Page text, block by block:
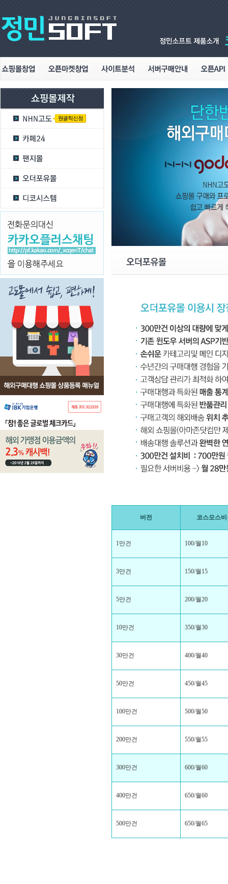
버전 코스모스
1만건 100/월10
3만건 150/월15
5만건 200/월20
10만건 350/월30
30만건 400/월40
50만건 450/월45
100만건 500/월50
200만건 550/월55
300만건 600/월60
400만건 650/월60
500만건 650/월65